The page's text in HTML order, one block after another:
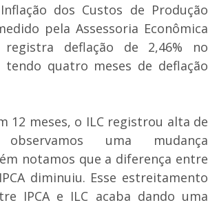
dos Custos de Produção
pela Assessoria Econômica
deflação de 2,46% no
tendo quatro meses de deflação
12 meses, o ILC registrou alta de
uma mudança
notamos que a diferença entre
diminuiu. Esse estreitamento
IPCA e ILC acaba dando uma